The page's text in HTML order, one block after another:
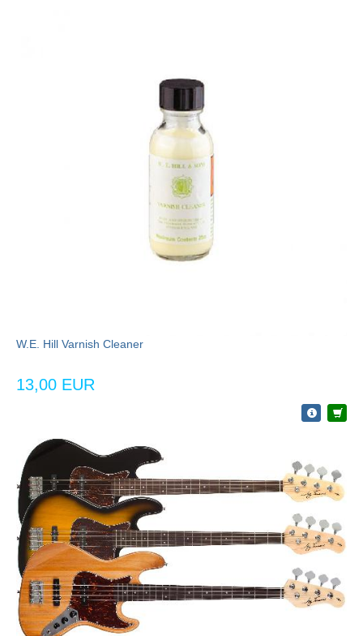
W.E. Hill Varnish Cleaner
13,00 EUR